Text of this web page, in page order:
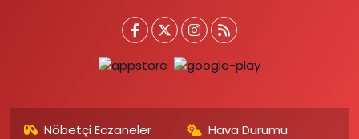
Nöbetçi Eczaneler
Hava Durumu